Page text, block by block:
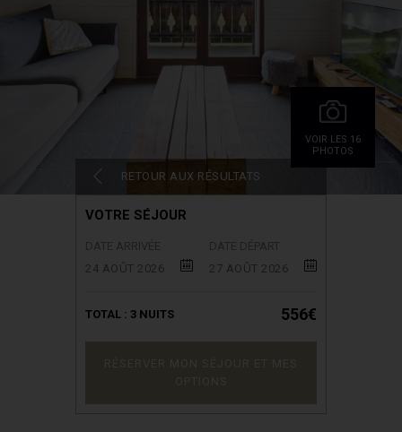
VOIR LES 16
PHOTOS
RETOUR AUX RÉSULTATS
VOTRE SÉJOUR
24 AOÛT 2026
27 AOÛT 2026
TOTAL : 3 NUITS 556€